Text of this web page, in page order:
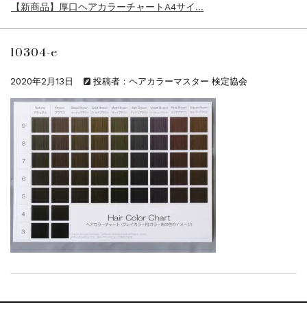
【新商品】厚口ヘアカラーチャートA4サイ...
新着情報
新着情報
一部ヘアカラーチャートのお値引きを行いま...
新着情報
2026年度夏季・シルバーウィーク休業の...
新着情報
2025.3.11
【新商品】厚口ヘアカラーチャートA4サイ...
新着情報
2024.7.2
9月24日頃よりオンラインショップの送料...
新着情報
2024.4.10
在庫処分セールのお知らせ【なくなり次第終...
新着情報
2024.4.9
10304-e
2020年2月13日 投稿者：ヘアカラーマスター 検定協会